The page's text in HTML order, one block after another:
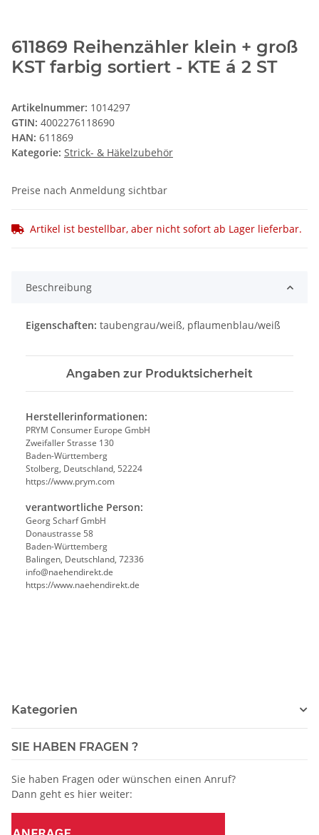
611869 Reihenzähler klein + groß
KST farbig sortiert - KTE á 2 ST
Artikelnummer: 1014297
GTIN: 4002276118690
HAN: 611869
Kategorie: Strick- & Häkelzubehör
Preise nach Anmeldung sichtbar
Artikel ist bestellbar, aber nicht sofort ab Lager lieferbar.
Beschreibung
Eigenschaften: taubengrau/weiß, pflaumenblau/weiß
Angaben zur Produktsicherheit
Herstellerinformationen:
PRYM Consumer Europe GmbH
Zweifaller Strasse 130
Baden-Württemberg
Stolberg, Deutschland, 52224
https://www.prym.com
verantwortliche Person:
Georg Scharf GmbH
Donaustrasse 58
Baden-Württemberg
Balingen, Deutschland, 72336
info@naehendirekt.de
https://www.naehendirekt.de
Kategorien
SIE HABEN FRAGEN ?
Sie haben Fragen oder wünschen einen Anruf?
Dann geht es hier weiter: